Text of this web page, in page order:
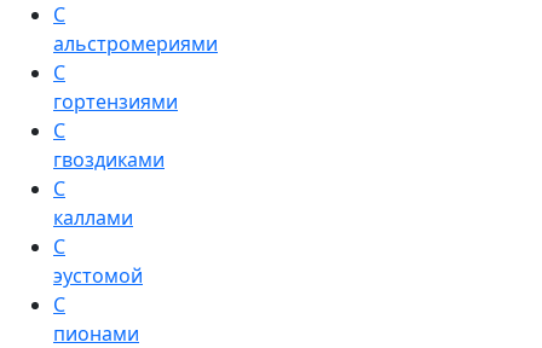
С
альстромериями
С
гортензиями
С
гвоздиками
С
каллами
С
эустомой
С
пионами